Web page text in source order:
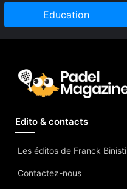
Education
Edito & contacts
Les éditos de Franck Binisti
Contactez-nous